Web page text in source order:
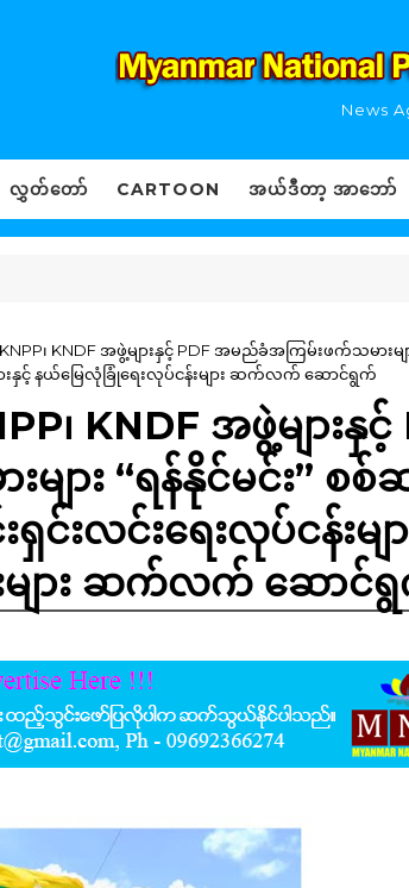
News
လွှတ်တော် CARTOON အယ်ဒီတာ့ အာဘော်
၊ KNDF အဖွဲ့များနှင့် PDF အမည်ခံအကြမ်းဖက်သမားမျာ
ားနှင့် နယ်မြေလုံခြုံရေးလုပ်ငန်းများ ဆက်လက် ဆောင်ရွက်
၊ KNDF အဖွဲ့များနှင့်
ား “ရန်နိုင်မင်း” စစ်
ရှင်းလင်းရေးလုပ်ငန်းမျ
များ ဆက်လက် ဆောင်